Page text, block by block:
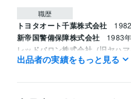
職歴
トヨタオート千葉株式会社
新帝国警備保障株式会社 1983
レッドバロン株式会社（旧ヤハ
年8月 ~ 1995年8月
資格・検定
出品者の実績をもっと見る